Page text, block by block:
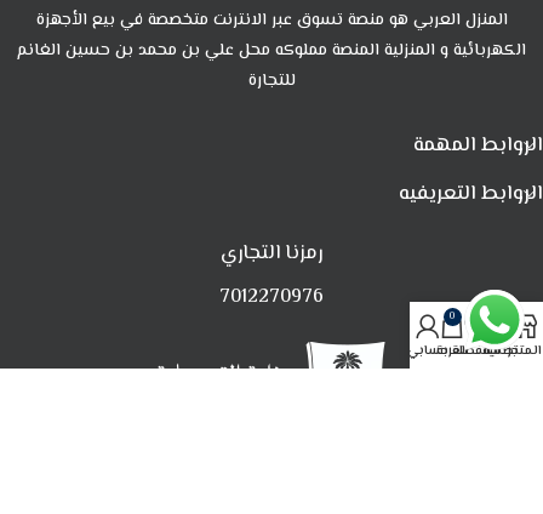
المنزل العربي هو منصة تسوق عبر الانترنت متخصصة في بيع الأجهزة
الكهربائية و المنزلية المنصة مملوكه محل علي بن محمد بن حسين الغانم
للتجارة
الروابط المهمة
الروابط التعريفيه
رمزنا التجاري
7012270976
المتجرتصفيةالمفضلة
0
العربةحسابي